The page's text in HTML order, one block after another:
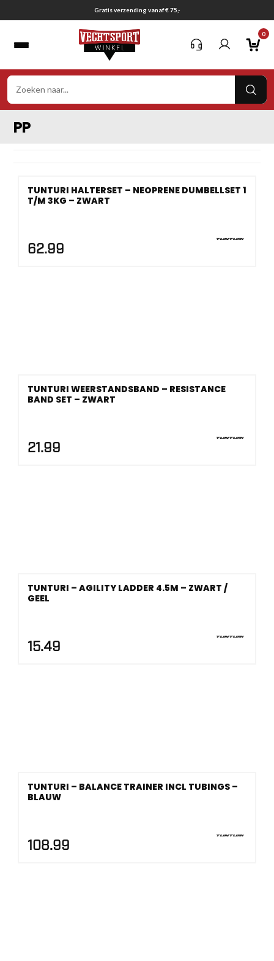
naar
Gratis verzending vanaf € 75,-
0
PP
TUNTURI HALTERSET – NEOPRENE DUMBELLSET 1
T/M 3KG – ZWART
62.99
TUNTURI WEERSTANDSBAND – RESISTANCE
BAND SET – ZWART
21.99
TUNTURI – AGILITY LADDER 4.5M – ZWART /
GEEL
15.49
TUNTURI – BALANCE TRAINER INCL TUBINGS –
BLAUW
108.99